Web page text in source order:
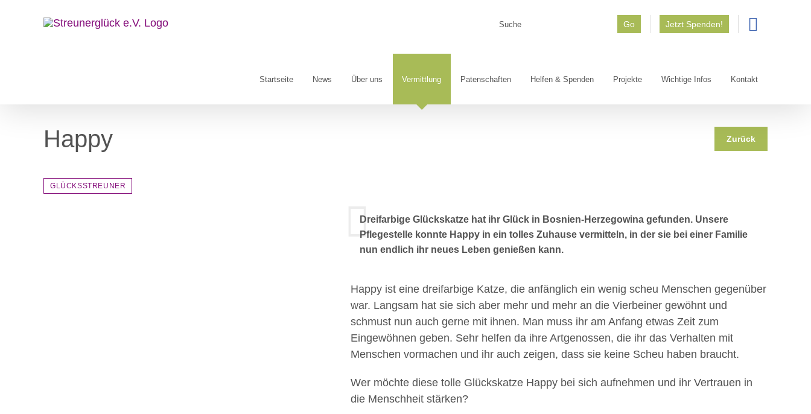
Go Jetzt Spenden!
Startseite News Über uns Vermittlung Patenschaften Helfen & Spenden Projekte Wichtige Infos Kontakt
Happy Zurück
GLÜCKSSTREUNER
Dreifarbige Glückskatze hat ihr Glück in Bosnien-Herzegowina gefunden. Unsere
Pflegestelle konnte Happy in ein tolles Zuhause vermitteln, in der sie bei einer Familie
nun endlich ihr neues Leben genießen kann.
Happy ist eine dreifarbige Katze, die anfänglich ein wenig scheu Menschen gegenüber
war. Langsam hat sie sich aber mehr und mehr an die Vierbeiner gewöhnt und
schmust nun auch gerne mit ihnen. Man muss ihr am Anfang etwas Zeit zum
Eingewöhnen geben. Sehr helfen da ihre Artgenossen, die ihr das Verhalten mit
Menschen vormachen und ihr auch zeigen, dass sie keine Scheu haben braucht.
Wer möchte diese tolle Glückskatze Happy bei sich aufnehmen und ihr Vertrauen in
die Menschheit stärken?